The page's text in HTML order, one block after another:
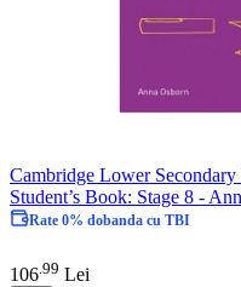
Cambridge Lower Secondary
Student’s Book: Stage 8 -
Rate 0% dobanda cu TBI
106 99 Lei